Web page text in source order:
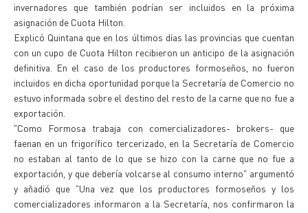
invernadores que también podrían ser incluidos en la próxima
asignación de Cuota Hilton.
Explicó Quintana que en los últimos días las provincias que cuentan
con un cupo de Cuota Hilton recibieron un anticipo de la asignación
definitiva. En el caso de los productores formoseños, no fueron
incluidos en dicha oportunidad porque la Secretaría de Comercio no
estuvo informada sobre el destino del resto de la carne que no fue a
exportación.
"Como Formosa trabaja con comercializadores- brokers- que
faenan en un frigorífico tercerizado, en la Secretaría de Comercio
no estaban al tanto de lo que se hizo con la carne que no fue a
exportación, y que debería volcarse al consumo interno" argumentó
y añadió que "Una vez que los productores formoseños y los
comercializadores informaron a la Secretaría, nos confirmaron la